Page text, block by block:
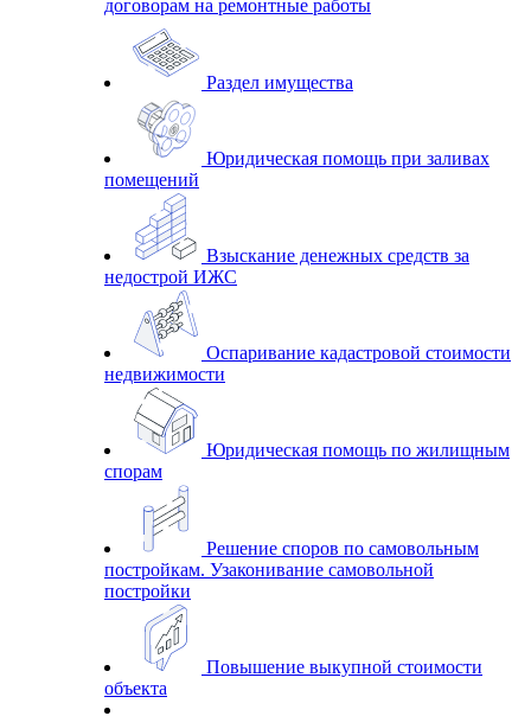
договорам на ремонтные работы
Раздел имущества
Юридическая помощь при заливах
помещений
Взыскание денежных средств за
недострой ИЖС
Оспаривание кадастровой стоимости
недвижимости
Юридическая помощь по жилищным
спорам
Решение споров по самовольным
постройкам. Узаконивание самовольной
постройки
Повышение выкупной стоимости
объекта